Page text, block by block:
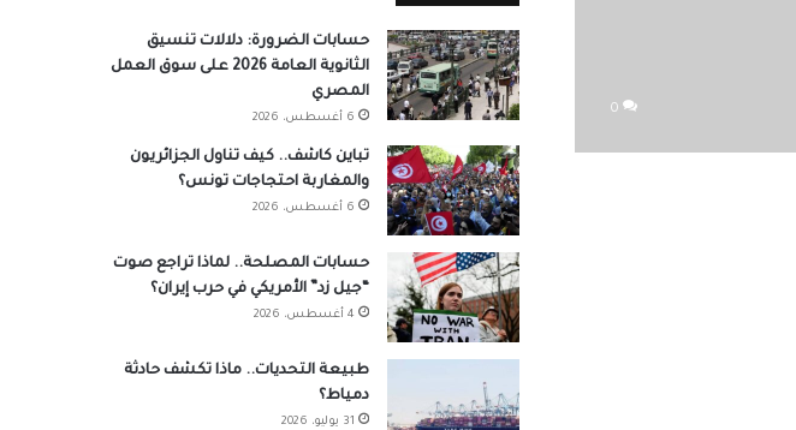
0
حسابات الضرورة: دلالات تنسيق
الثانوية العامة 2026 على سوق العمل
المصري
6 أغسطس، 2026
تباين كاشف.. كيف تناول الجزائريون
والمغاربة احتجاجات تونس؟
6 أغسطس، 2026
حسابات المصلحة.. لماذا تراجع صوت
“جيل زد” الأمريكي في حرب إيران؟
4 أغسطس، 2026
طبيعة التحديات.. ماذا تكشف حادثة
دمياط؟
31 يوليو، 2026